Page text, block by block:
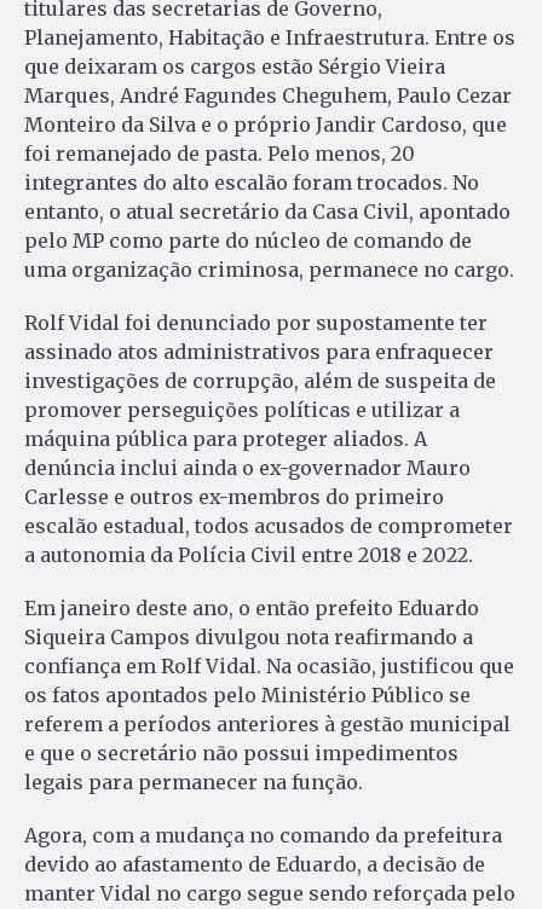
titulares das secretarias de Governo,
Planejamento, Habitação e Infraestrutura. Entre os
que deixaram os cargos estão Sérgio Vieira
Marques, André Fagundes Cheguhem, Paulo Cezar
Monteiro da Silva e o próprio Jandir Cardoso, que
foi remanejado de pasta. Pelo menos, 20
integrantes do alto escalão foram trocados. No
entanto, o atual secretário da Casa Civil, apontado
pelo MP como parte do núcleo de comando de
uma organização criminosa, permanece no cargo.
Rolf Vidal foi denunciado por supostamente ter
assinado atos administrativos para enfraquecer
investigações de corrupção, além de suspeita de
promover perseguições políticas e utilizar a
máquina pública para proteger aliados. A
denúncia inclui ainda o ex-governador Mauro
Carlesse e outros ex-membros do primeiro
escalão estadual, todos acusados de comprometer
a autonomia da Polícia Civil entre 2018 e 2022.
Em janeiro deste ano, o então prefeito Eduardo
Siqueira Campos divulgou nota reafirmando a
confiança em Rolf Vidal. Na ocasião, justificou que
os fatos apontados pelo Ministério Público se
referem a períodos anteriores à gestão municipal
e que o secretário não possui impedimentos
legais para permanecer na função.
Agora, com a mudança no comando da prefeitura
devido ao afastamento de Eduardo, a decisão de
manter Vidal no cargo segue sendo reforçada pelo